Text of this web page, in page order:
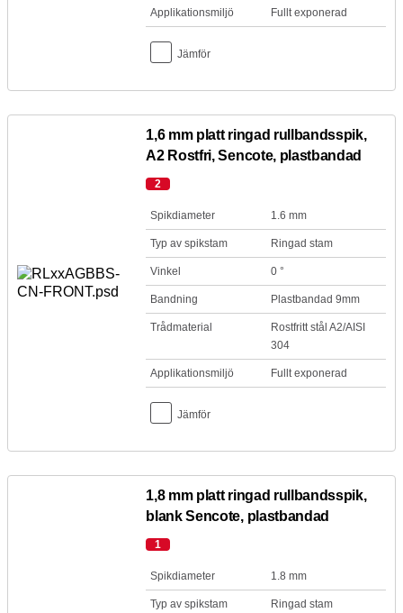
Applikationsmiljö Fullt exponerad
Jämför
1,6 mm platt ringad rullbandsspik,
A2 Rostfri, Sencote, plastbandad
2
Spikdiameter 1.6 mm
Typ av spikstam Ringad stam
Vinkel 0 °
Bandning Plastbandad 9mm
Trådmaterial
Rostfritt stål A2/AISI
304
Applikationsmiljö Fullt exponerad
Jämför
1,8 mm platt ringad rullbandsspik,
blank Sencote, plastbandad
1
Spikdiameter 1.8 mm
Typ av spikstam Ringad stam